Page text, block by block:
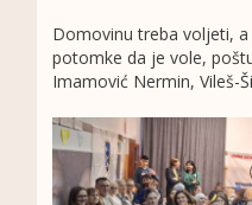
Domovinu treba voljeti,
potomke da je vole,
Imamović Nermin, Vileš-